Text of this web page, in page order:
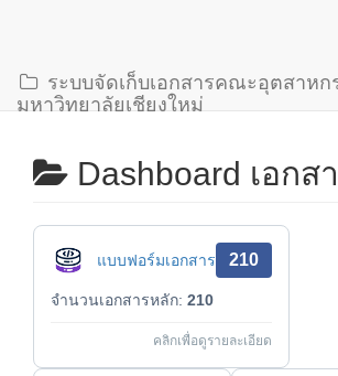
ระบบจัดเก็บเอกสารคณะอุตสาหก
มหาวิทยาลัยเชียงใหม่
Dashboard เอกส
แบบฟอร์มเอกสาร 210
จำนวนเอกสารหลัก: 210
คลิกเพื่อดูรายละเอียด